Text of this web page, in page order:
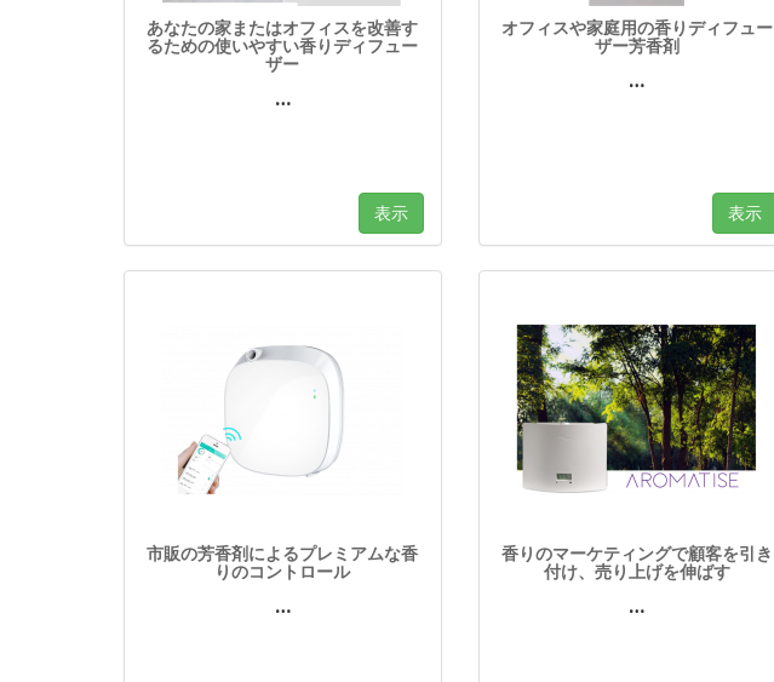
あなたの家またはオフィスを改善す
るための使いやすい香りディフュー
ザー
…
表示
オフィスや家庭用の香りディフュー
ザー芳香剤
…
表示
市販の芳香剤によるプレミアムな香
りのコントロール
…
香りのマーケティングで顧客を引き
付け、売り上げを伸ばす
…